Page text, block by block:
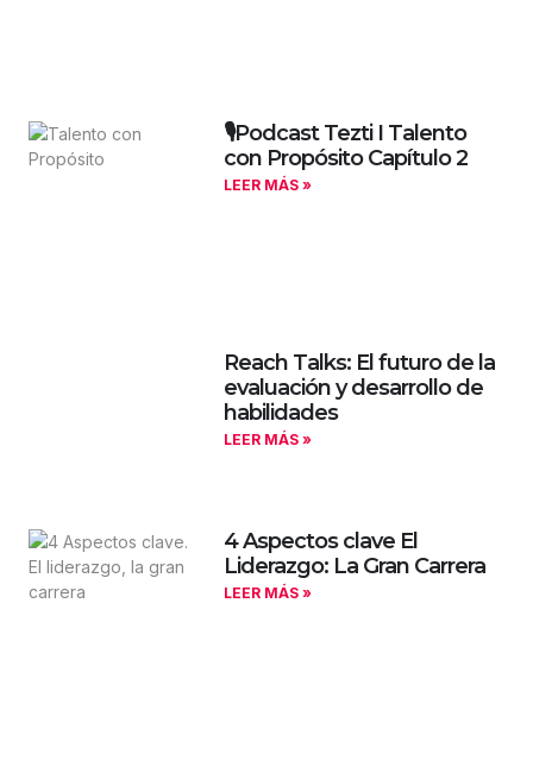
🎙️Podcast Tezti I Talento
con Propósito Capítulo 2
LEER MÁS »
Reach Talks: El futuro de la
evaluación y desarrollo de
habilidades
LEER MÁS »
4 Aspectos clave El
Liderazgo: La Gran Carrera
LEER MÁS »